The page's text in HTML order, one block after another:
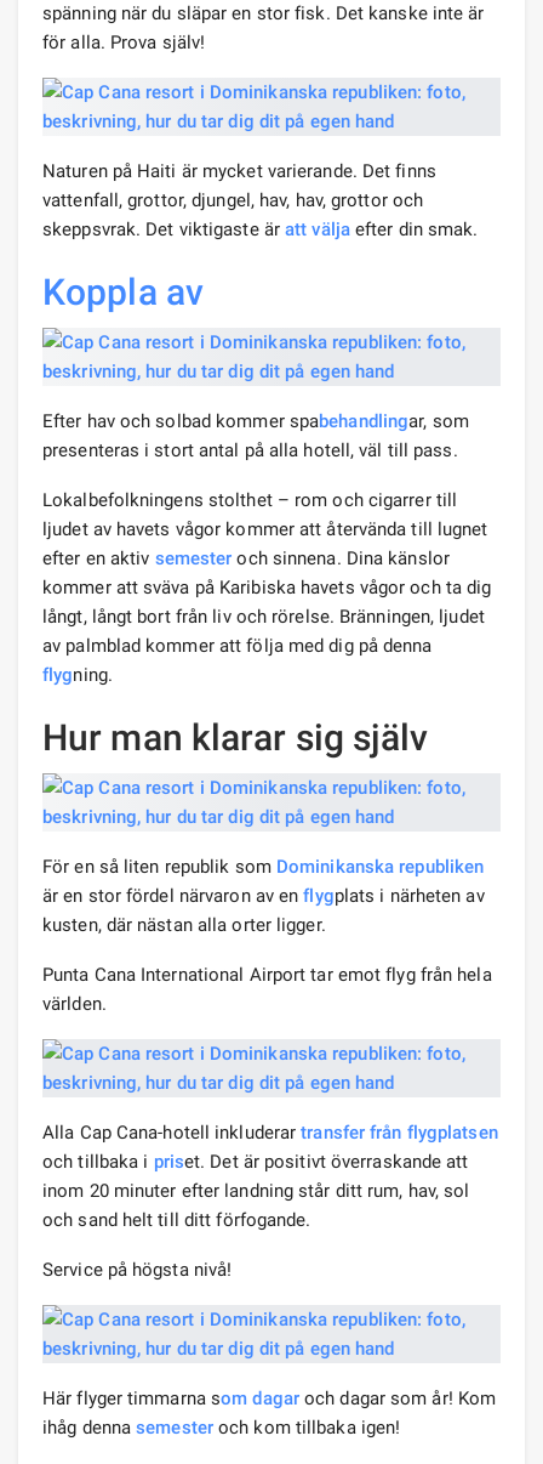
spänning när du släpar en stor fisk. Det kanske inte är
för alla. Prova själv!
Naturen på Haiti är mycket varierande. Det finns
vattenfall, grottor, djungel, hav, hav, grottor och
skeppsvrak. Det viktigaste äratt väljaefter din smak.
Koppla av
Efter hav och solbad kommer spabehandlingar, som
presenteras i stort antal på alla hotell, väl till pass.
Lokalbefolkningens stolthet – rom och cigarrer till
ljudet av havets vågor kommer att återvända till lugnet
efter en aktiv semester och sinnena. Dina känslor
kommer att sväva på Karibiska havets vågor och ta dig
långt, långt bort från liv och rörelse. Bränningen, ljudet
av palmblad kommer att följa med dig på denna
flygning.
Hur man klarar sig själv
För en så liten republik som Dominikanska republiken
är en stor fördel närvaron av enflygplats i närheten av
kusten, där nästan alla orter ligger.
Punta Cana International Airport tar emot flyg från hela
världen.
Alla Cap Cana-hotell inkluderartransfer från flygplatsen
och tillbaka i priset. Det är positivt överraskande att
inom 20 minuter efter landning står ditt rum, hav, sol
och sand helt till ditt förfogande.
Service på högsta nivå!
Här flyger timmarna som dagaroch dagar som år! Kom
ihåg dennasemesteroch kom tillbaka igen!